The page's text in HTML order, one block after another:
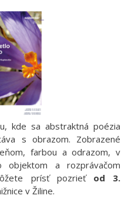
kde sa abstraktná poézia
s obrazom. Zobrazené
farbou a odrazom, v
a rozprávačom
prísť pozrieť od 3.
v Žiline.